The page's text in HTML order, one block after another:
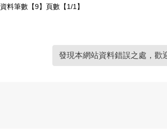
資料筆數【9】頁數【1/1】
發現本網站資料錯誤之處，歡